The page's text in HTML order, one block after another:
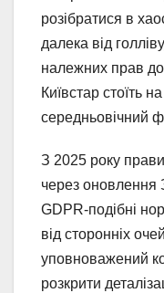
розібратися в
далека від
належних прав
Київстар стоїть
середньовічний
З 2025 року
через оновлення
GDPR-подібні
від сторонніх
уповноважений
розкрити